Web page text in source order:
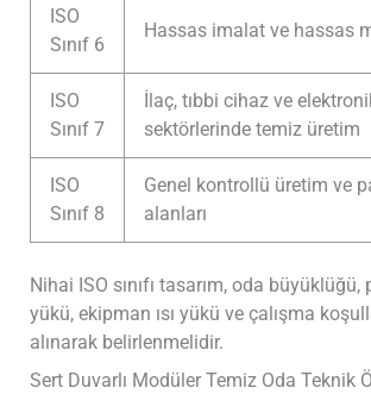
ISO
Sınıf 6
Hassas imalat ve hassas
ISO
Sınıf 7
İlaç, tıbbi cihaz ve
sektörlerinde temiz üretim
ISO
Sınıf 8
Genel kontrollü üretim ve
alanları
Nihai ISO sınıfı tasarım, oda
yükü, ekipman ısı yükü ve çalışma
alınarak belirlenmelidir.
Sert Duvarlı Modüler Temiz Oda Teknik